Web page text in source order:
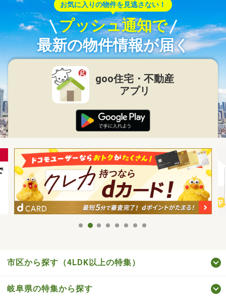
お気に入りの物件を見逃さない！
プッシュ通知で
最新の物件情報が届く
goo住宅・不動産
アプリ
市区から探す（4LDK以上の特集）
岐阜県の特集から探す